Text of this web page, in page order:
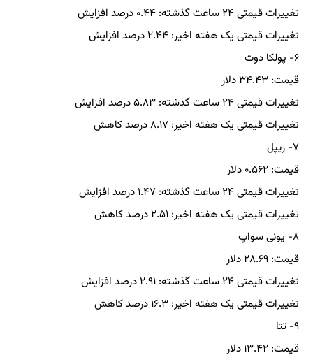
تغییرات قیمتی ۲۴ ساعت گذشته: ۰.۴۴ درصد افزایش
تغییرات قیمتی یک هفته اخیر: ۲.۴۴ درصد افزایش
۶- پولکا دوت
قیمت: ۳۴.۴۳ دلار
تغییرات قیمتی ۲۴ ساعت گذشته: ۵.۸۳ درصد افزایش
تغییرات قیمتی یک هفته اخیر: ۸.۱۷ درصد کاهش
۷- ریپل
قیمت: ۰.۵۶۲ دلار
تغییرات قیمتی ۲۴ ساعت گذشته: ۱.۴۷ درصد افزایش
تغییرات قیمتی یک هفته اخیر: ۲.۵۱ درصد کاهش
۸- یونی سواپ
قیمت: ۲۸.۶۹ دلار
تغییرات قیمتی ۲۴ ساعت گذشته: ۲.۹۱ درصد افزایش
تغییرات قیمتی یک هفته اخیر: ۱۶.۳ درصد کاهش
۹- تتا
قیمت: ۱۳.۴۲ دلار